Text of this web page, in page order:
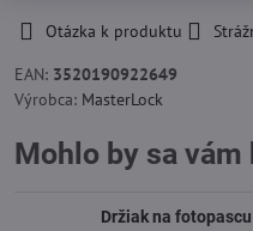
Otázka k produktu
EAN: 3520190922649
Výrobca: MasterLock
Mohlo by sa vám
Držiak na fotopascu